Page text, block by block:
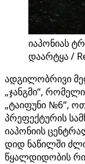
იაპონიას
დაარტყა /
ადგილობრივი
„ჯანგმი“,
„ტაიფუნი №6“,
პრეფექტურის
იაპონიის
დიდ ნაწილში
წყალდიდობის